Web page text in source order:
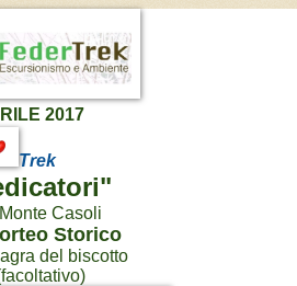
2017
Trek
Casoli
Storico
del biscotto